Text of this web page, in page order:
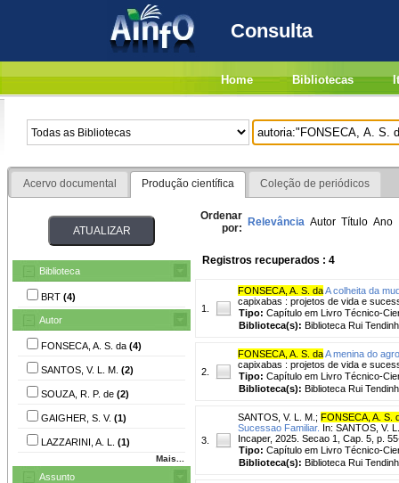
Consulta
Home Bibliotecas
Acervo documental Produção científica Coleção de periódicos
Biblioteca
BRT (4)
Autor
FONSECA, A. S. da (4)
SANTOS, V. L. M. (2)
SOUZA, R. P. de (2)
GAIGHER, S. V. (1)
LAZZARINI, A. L. (1)
Mais...
Assunto
Ordenar
por: Relevância Autor Título Ano
Registros recuperados : 4
1.
FONSECA, A. S. daA colheita da
capixabas : projetos de vida e
Tipo: Capítulo em Livro Técnico-
Biblioteca(s): Biblioteca Rui
2.
FONSECA, A. S. daA menina do
capixabas : projetos de vida e
Tipo: Capítulo em Livro Técnico-
Biblioteca(s): Biblioteca Rui
3.
SANTOS, V. L. M. ; FONSECA, A. S.
Sucessao Familiar. In: SANTOS, V.
Incaper, 2025. Secao 1, Cap. 5, p.
Tipo: Capítulo em Livro Técnico-
Biblioteca(s): Biblioteca Rui